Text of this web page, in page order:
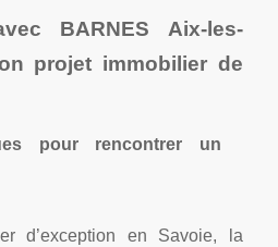
BARNES Aix-les-
projet immobilier de
pour rencontrer un
d’exception en Savoie, la